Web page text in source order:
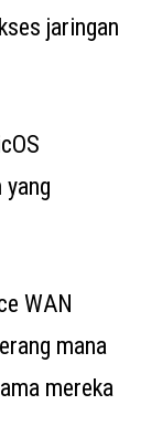
jaringan
yang
WAN
mana
mereka